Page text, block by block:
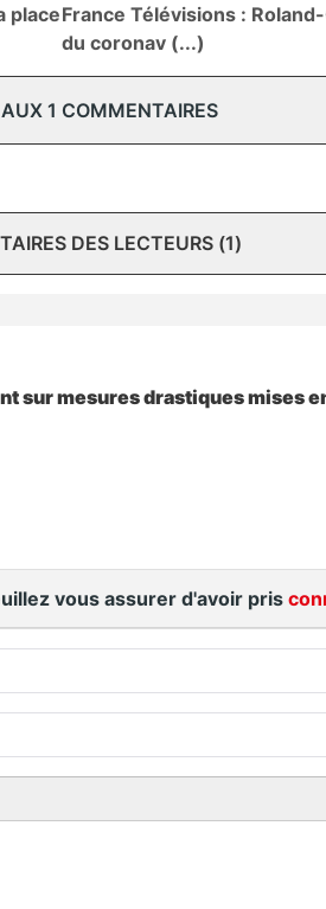
placeFrance Télévisions :
du coronav (...)
1 COMMENTAIRES
DES LECTEURS (1)
sur mesures drastiques mises
vous assurer d'avoir pris